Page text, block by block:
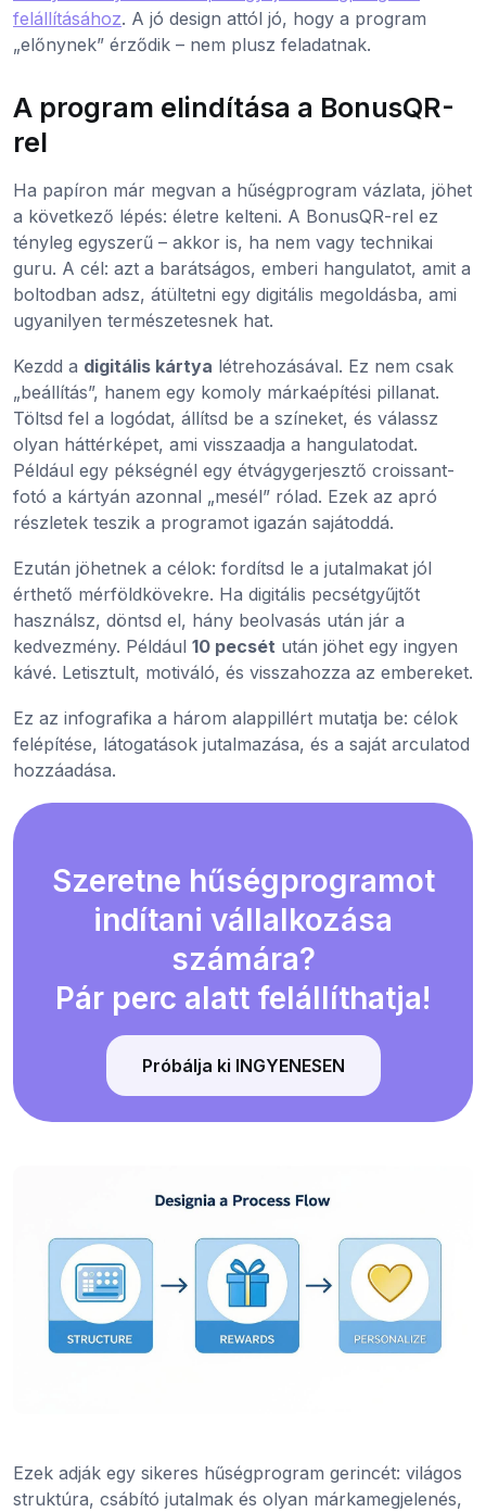
felállításához. A jó design attól jó, hogy a program
„előnynek” érződik – nem plusz feladatnak.
A program elindítása a BonusQR-
rel
Ha papíron már megvan a hűségprogram vázlata, jöhet
a következő lépés: életre kelteni. A BonusQR-rel ez
tényleg egyszerű – akkor is, ha nem vagy technikai
guru. A cél: azt a barátságos, emberi hangulatot, amit a
boltodban adsz, átültetni egy digitális megoldásba, ami
ugyanilyen természetesnek hat.
Kezdd a digitális kártya létrehozásával. Ez nem csak
„beállítás”, hanem egy komoly márkaépítési pillanat.
Töltsd fel a logódat, állítsd be a színeket, és válassz
olyan háttérképet, ami visszaadja a hangulatodat.
Például egy pékségnél egy étvágygerjesztő croissant-
fotó a kártyán azonnal „mesél” rólad. Ezek az apró
részletek teszik a programot igazán sajátoddá.
Ezután jöhetnek a célok: fordítsd le a jutalmakat jól
érthető mérföldkövekre. Ha digitális pecsétgyűjtőt
használsz, döntsd el, hány beolvasás után jár a
kedvezmény. Például 10 pecsét után jöhet egy ingyen
kávé. Letisztult, motiváló, és visszahozza az embereket.
Ez az infografika a három alappillért mutatja be: célok
felépítése, látogatások jutalmazása, és a saját arculatod
hozzáadása.
Szeretne hűségprogramot
indítani vállalkozása
számára?
Pár perc alatt felállíthatja!
Próbálja ki INGYENESEN
Ezek adják egy sikeres hűségprogram gerincét: világos
struktúra, csábító jutalmak és olyan márkamegjelenés,